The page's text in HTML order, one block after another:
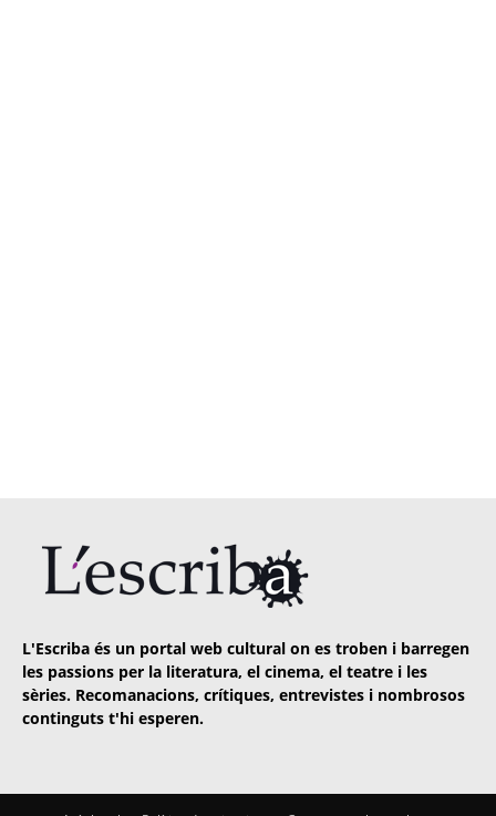
L'Escriba és un portal web cultural on es troben i barregen
les passions per la literatura, el cinema, el teatre i les
sèries. Recomanacions, crítiques, entrevistes i nombrosos
continguts t'hi esperen.